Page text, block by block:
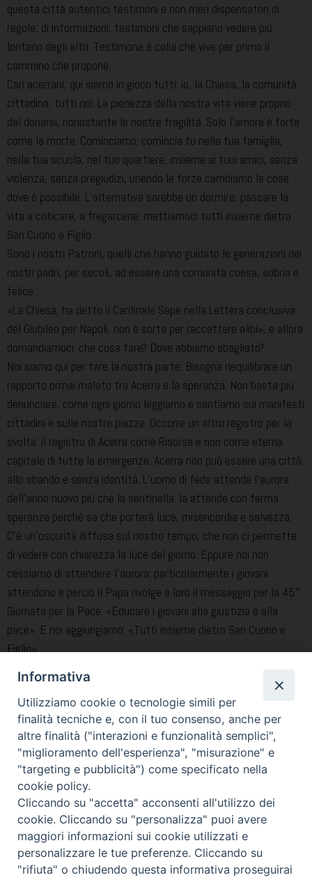
questa città autentici testimoni e non meri dispensatori di
regole, di informazioni, testimoni che sappiano vedere più
lontano degli altri. Testimone è colui che vive per primo il
cammino che propone.
Cari acerrani, qui siamo in gioco tutti: io, la Chiesa, la comunità
cittadina, tutti noi. La pienezza della nostra vita viene proprio
dal donarsi, nonostante le nostre fragilità. Solo l’amore è forte
come la morte. Cominciamo: comincia tu nella tua famiglia,
nella tua scuola, nel tuo quartiere, insieme ai tuoi amici, senza
violenza, senza pregiudizi, unendo le forze cambiamo le cose
dove è possibile. L’alternativa sarebbe un dormire, passare la
vita a criticare, a fregarcene: mettiamoci tutti insieme dietro
San Cuono e Figlio.
Sono i nostri Patroni, quelli che hanno guidato le generazioni dei
nostri padri, per secoli, ad essere una comunità coesa, sobria e
felice.
«La Chiesa, ha detto il Cardinale Sepe nella Lettera conclusiva
del Giubileo per Napoli, non è sorta per raccattare alibi», e allora
domandiamoci: che cosa fare? Dove abbiamo sbagliato?
Noi siamo qui per fare la nostra parte. Bisogna riequilibrare un
rapporto ormai malato tra Acerra e la speranza. Non basta più
denunciare, come ogni giorno leggiamo e sentiamo sui manifesti
cittadini e sulle nostre piazze. Occorre un altro registro per la
svolta: il registro di Acerra come Risorsa e non come eterna
capitale di tutte le emergenze. Acerra non può essere una città
allo sbando e senza identità. L’uomo di fede attende l’aurora
dell’anno nuovo più che la sentinella: la attende con ferma
speranza perché sa che porterà luce, misericordia e salvezza.
C’è un’oscurità diffusa sul nostro tempo, che non ci permette
di vedere con chiarezza la luce del giorno. Eppure noi non
cessiamo di attendere l’aurora; particolarmente i giovani
attendono e perciò il Papa rivolge a loro il messaggio per la 45^
Giornata per la Pace: «Educare i giovani alla giustizia e alla
pace». E noi aggiungiamo: «Tutti insieme dietro San Cuono e
Figlio».
Per una città cosciente delle sue radici cristiane, la memoria
del passato, che da oltre un millennio lega Acerra a questi Santi
Martiri può rivitalizzare esperienze di vita delle generazioni
presenti e alimentare la speranza fiduciosa del futuro.
+ Giovanni, Vescovo
Condividi…
Piazza Duomo 7 - 80011 Acerra (NA) - Tel/Fax 081 5209329 -
Informativa
Utilizziamo cookie o tecnologie simili per
finalità tecniche e, con il tuo consenso, anche per
altre finalità ("interazioni e funzionalità semplici",
"miglioramento dell'esperienza", "misurazione" e
"targeting e pubblicità") come specificato nella
cookie policy.
Cliccando su "accetta" acconsenti all'utilizzo dei
cookie. Cliccando su "personalizza" puoi avere
maggiori informazioni sui cookie utilizzati e
personalizzare le tue preferenze. Cliccando su
"rifiuta" o chiudendo questa informativa proseguirai